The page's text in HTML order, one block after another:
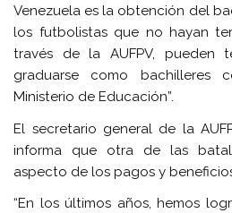
Venezuela es la obtención del
los futbolistas que no hayan
través de la AUFPV, pueden
graduarse como bachilleres
Ministerio de Educación”.
El secretario general de la
informa que otra de las
aspecto de los pagos y
“En los últimos años, hemos